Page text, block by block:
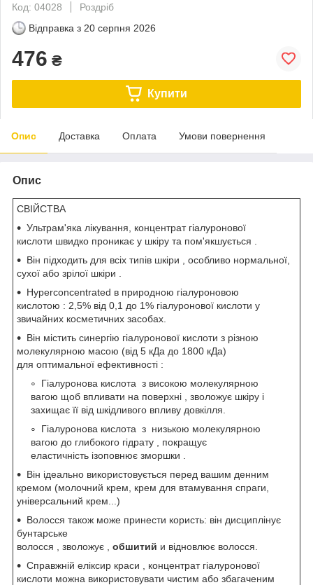
Код: 04028
Роздріб
Відправка з 20 серпня 2026
476 ₴
Купити
Опис Доставка Оплата Умови повернення
Опис
СВІЙСТВА
Ультрам'яка лікування, концентрат гіалуронової
кислоти швидко проникає у шкіру та пом'якшується .
Він підходить для всіх типів шкіри , особливо нормальної,
сухої або зрілої шкіри .
Hyperconcentrated в природною гіалуроновою
кислотою : 2,5% від 0,1 до 1% гіалуронової кислоти у
звичайних косметичних засобах.
Він містить синергію гіалуронової кислоти з різною
молекулярною масою (від 5 кДа до 1800 кДа)
для оптимальної ефективності :
Гіалуронова кислота з високою молекулярною
вагою щоб впливати на поверхні , зволожує шкіру і
захищає її від шкідливого впливу довкілля.
Гіалуронова кислота з низькою молекулярною
вагою до глибокого гідрату , покращує
еластичність ізоповнює зморшки .
Він ідеально використовується перед вашим денним
кремом (молочний крем, крем для втамування спраги,
універсальний крем...)
Волосся також може принести користь: він дисциплінує
бунтарське
волосся , зволожує , обшитий и відновлює волосся.
Справжній еліксир краси , концентрат гіалуронової
кислоти можна використовувати чистим або збагаченим